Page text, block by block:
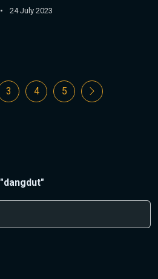
24 July 2023
3 4 5
"dangdut"